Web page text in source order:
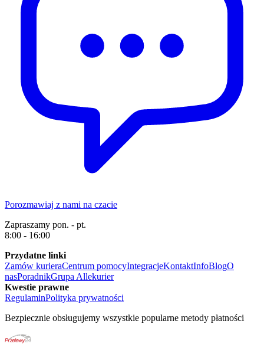
Porozmawiaj z nami na czacie
Zapraszamy pon. - pt.
8:00 - 16:00
Przydatne linki
Zamów kurieraCentrum pomocyIntegracjeKontaktInfoBlogO
nasPoradnikGrupa Allekurier
Kwestie prawne
RegulaminPolityka prywatności
Bezpiecznie obsługujemy wszystkie popularne metody płatności